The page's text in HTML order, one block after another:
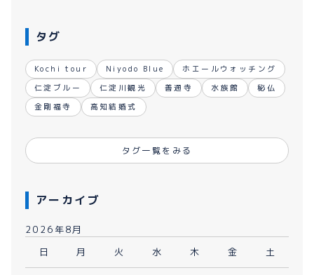
タグ
Kochi tour Niyodo Blue
ホエールウォッチング
仁淀ブルー
仁淀川観光 善通寺 水族館
秘仏
金剛福寺
高知結婚式
タグ一覧をみる
アーカイブ
2026年8月
日
月 火 水 木 金 土